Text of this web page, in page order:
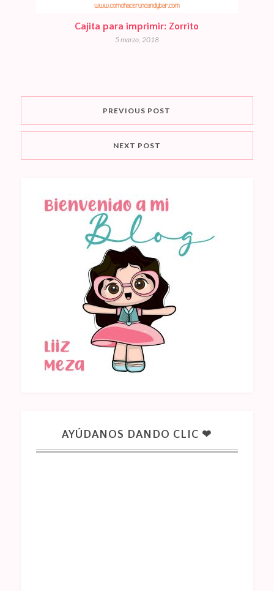
Cajita para imprimir: Zorrito
5 marzo, 2018
PREVIOUS POST
NEXT POST
AYÚDANOS DANDO CLIC ❤